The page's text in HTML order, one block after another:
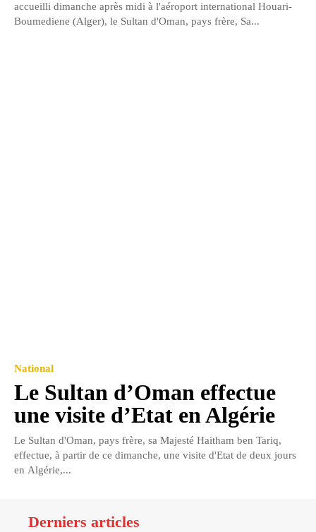
accueilli dimanche après midi à l'aéroport international Houari-
Boumediene (Alger), le Sultan d'Oman, pays frère, Sa...
National
Le Sultan d’Oman effectue
une visite d’Etat en Algérie
Le Sultan d'Oman, pays frère, sa Majesté Haitham ben Tariq,
effectue, à partir de ce dimanche, une visite d'Etat de deux jours
en Algérie,...
Derniers articles